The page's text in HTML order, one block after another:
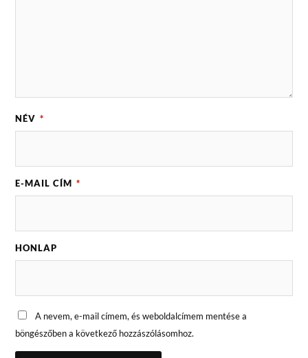
NÉV *
E-MAIL CÍM *
HONLAP
A nevem, e-mail címem, és weboldalcímem mentése a
böngészőben a következő hozzászólásomhoz.